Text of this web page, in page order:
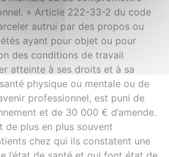
» Article 222-33-2 du code
autrui par des propos ou
ayant pour objet ou pour
des conditions de travail
atteinte à ses droits et à sa
physique ou mentale ou de
professionnel, est puni de
et de 30 000 € d’amende.
de plus en plus souvent
chez qui ils constatent une